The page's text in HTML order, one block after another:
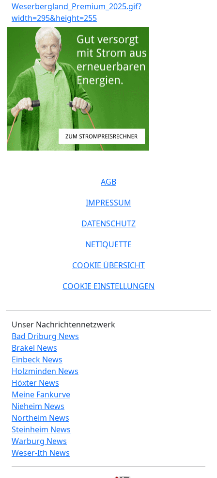
AGB
IMPRESSUM
DATENSCHUTZ
NETIQUETTE
COOKIE ÜBERSICHT
COOKIE EINSTELLUNGEN
Unser Nachrichtennetzwerk
Bad Driburg News
Brakel News
Einbeck News
Holzminden News
Höxter News
Meine Fankurve
Nieheim News
Northeim News
Steinheim News
Warburg News
Weser-Ith News